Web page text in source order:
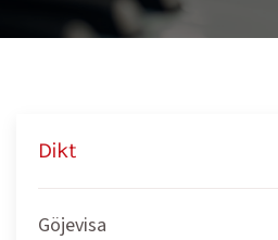
Dikt
Göjevisa